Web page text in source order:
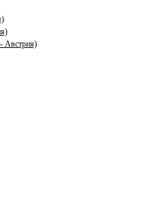
Австрия)